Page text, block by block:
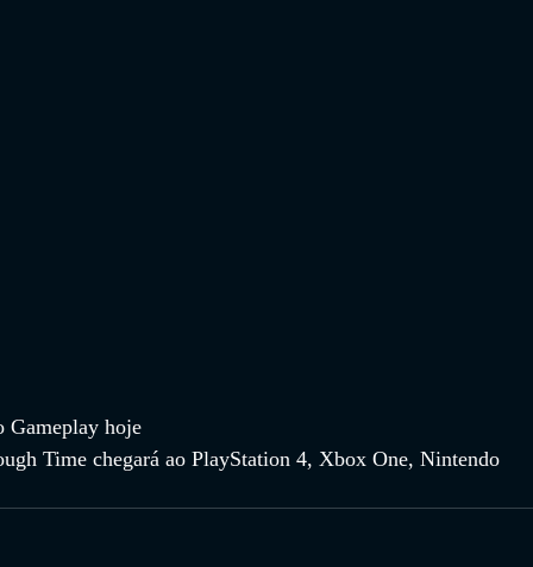
Gameplay hoje
Time chegará ao PlayStation 4, Xbox One, Nintendo